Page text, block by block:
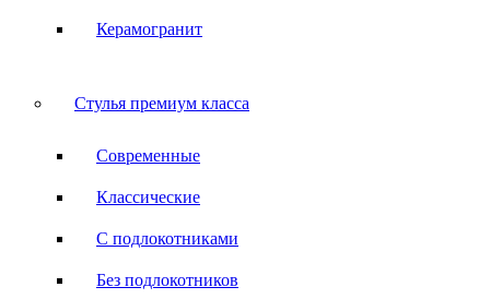
Керамогранит
Стулья премиум класса
Современные
Классические
С подлокотниками
Без подлокотников